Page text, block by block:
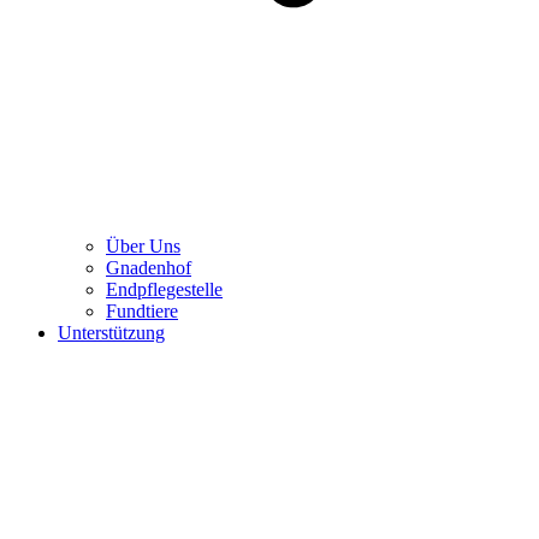
Über Uns
Gnadenhof
Endpflegestelle
Fundtiere
Unterstützung